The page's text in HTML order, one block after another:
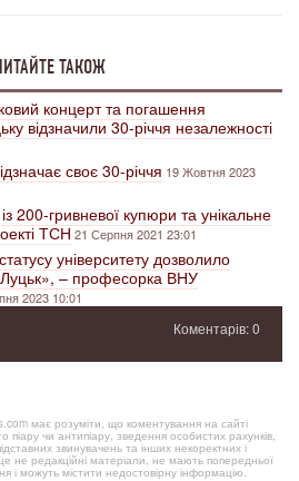
ТАКОЖ
концерт та погашення
відзначили 30-річчя незалежності
своє 30-річчя 19 Жовтня 2023
200-гривневої купюри та унікальне
ТСН21 Серпня 2021 23:01
університету дозволило
– професорка ВНУ
2023 10:01
Коментарів: 0
має розуміти, що коментування на сайті
піару чи антипіару, зведення особистих рахунків,
звинувачень та інших некоректних і
не редакційні матеріали, не мають попередньої
і можуть містити недостовірну інформацію.